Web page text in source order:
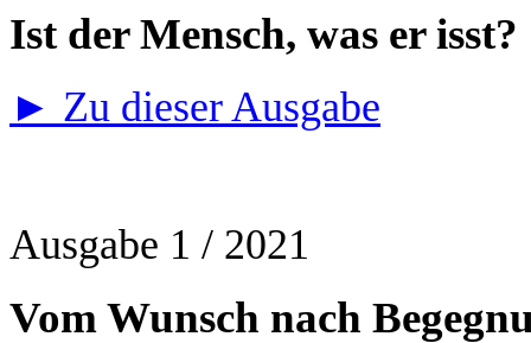
Ist der Mensch, was er isst?
► Zu dieser Ausgabe
Ausgabe 1 / 2021
Vom Wunsch nach